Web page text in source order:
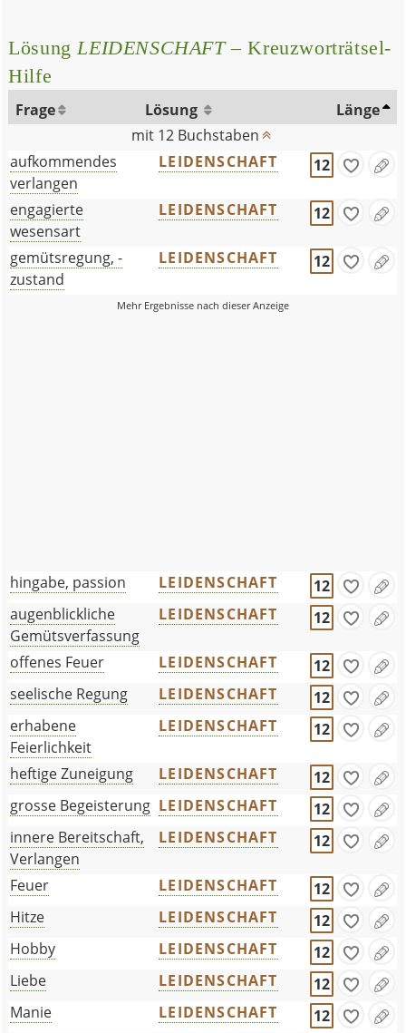
LösungLEIDENSCHAFT– Kreuzworträtsel-
Hilfe
Frage Lösung
Länge
mit 12 Buchstaben
aufkommendes
verlangen
LEIDENSCHAFT 12
engagierte
wesensart
LEIDENSCHAFT 12
gemütsregung, -
zustand
LEIDENSCHAFT 12
hingabe, passion LEIDENSCHAFT
12
augenblickliche
Gemütsverfassung
LEIDENSCHAFT 12
offenes Feuer LEIDENSCHAFT
12
seelische Regung
LEIDENSCHAFT
12
erhabene
Feierlichkeit
LEIDENSCHAFT 12
heftige Zuneigung LEIDENSCHAFT
12
grosse Begeisterung LEIDENSCHAFT
12
innere Bereitschaft,
Verlangen
LEIDENSCHAFT 12
Feuer LEIDENSCHAFT
12
Hitze
LEIDENSCHAFT
12
Hobby
LEIDENSCHAFT
12
Liebe
LEIDENSCHAFT
12
Manie
LEIDENSCHAFT
12